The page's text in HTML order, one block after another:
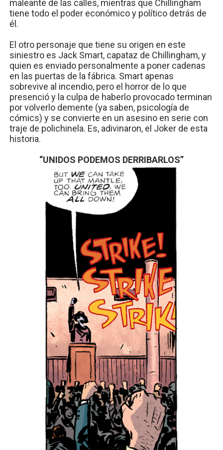
maleante de las calles, mientras que Chillingham
tiene todo el poder económico y político detrás de
él.
El otro personaje que tiene su origen en este
siniestro es Jack Smart, capataz de Chillingham, y
quien es enviado personalmente a poner cadenas
en las puertas de la fábrica. Smart apenas
sobrevive al incendio, pero el horror de lo que
presenció y la culpa de haberlo provocado terminan
por volverlo demente (ya saben, psicología de
cómics) y se convierte en un asesino en serie con
traje de polichinela. Es, adivinaron, el Joker de esta
historia.
“UNIDOS PODEMOS DERRIBARLOS”